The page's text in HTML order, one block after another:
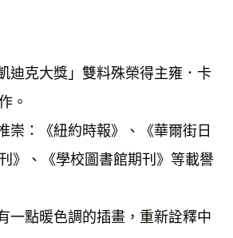
迪克大獎」雙料殊榮得主雍．卡
。
崇：《紐約時報》、《華爾街日
》、《學校圖書館期刊》等載譽
一點暖色調的插畫，重新詮釋中